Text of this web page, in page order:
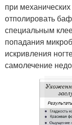
при
отполировать
специальным
попадания
искривления
самолечение